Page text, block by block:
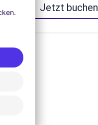
Jetzt buchen